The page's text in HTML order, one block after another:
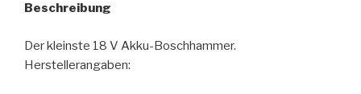
Beschreibung
Der kleinste 18 V Akku-Boschhammer.
Herstellerangaben: